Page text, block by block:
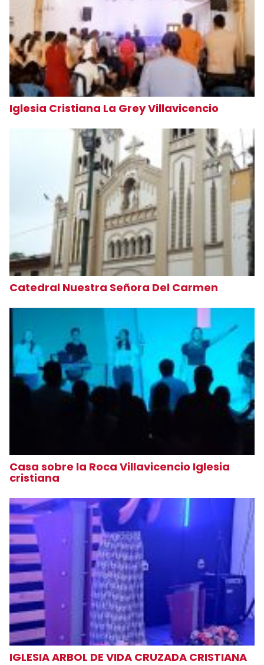
Iglesia Cristiana La Grey Villavicencio
Catedral Nuestra Señora Del Carmen
Casa sobre la Roca Villavicencio Iglesia
cristiana
IGLESIA ARBOL DE VIDA CRUZADA CRISTIANA